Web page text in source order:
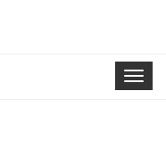
Toggle